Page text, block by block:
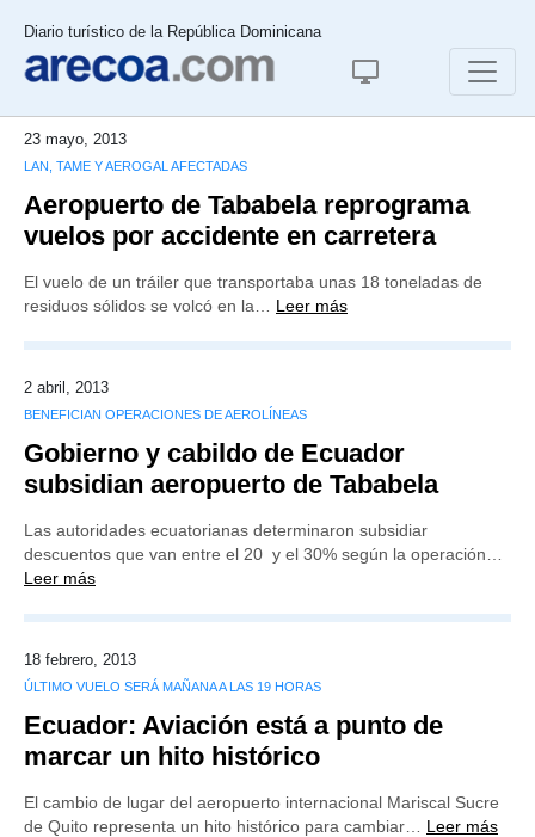
Diario turístico de la República Dominicana
23 mayo, 2013
LAN, TAME Y AEROGAL AFECTADAS
Aeropuerto de Tababela reprograma
vuelos por accidente en carretera
El vuelo de un tráiler que transportaba unas 18 toneladas de
residuos sólidos se volcó en la… Leer más
2 abril, 2013
BENEFICIAN OPERACIONES DE AEROLÍNEAS
Gobierno y cabildo de Ecuador
subsidian aeropuerto de Tababela
Las autoridades ecuatorianas determinaron subsidiar
descuentos que van entre el 20 y el 30% según la operación…
Leer más
18 febrero, 2013
ÚLTIMO VUELO SERÁ MAÑANA A LAS 19 HORAS
Ecuador: Aviación está a punto de
marcar un hito histórico
El cambio de lugar del aeropuerto internacional Mariscal Sucre
de Quito representa un hito histórico para cambiar… Leer más